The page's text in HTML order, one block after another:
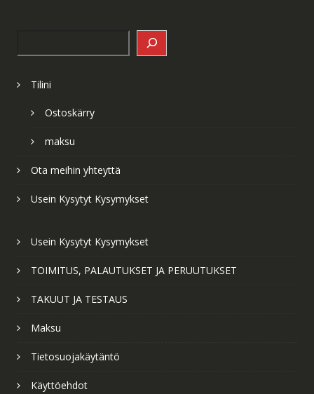
Tilini
Ostoskärry
maksu
Ota meihin yhteyttä
Usein Kysytyt Kysymykset
Usein Kysytyt Kysymykset
TOIMITUS, PALAUTUKSET JA PERUUTUKSET
TAKUUT JA TESTAUS
Maksu
Tietosuojakäytäntö
Käyttöehdot